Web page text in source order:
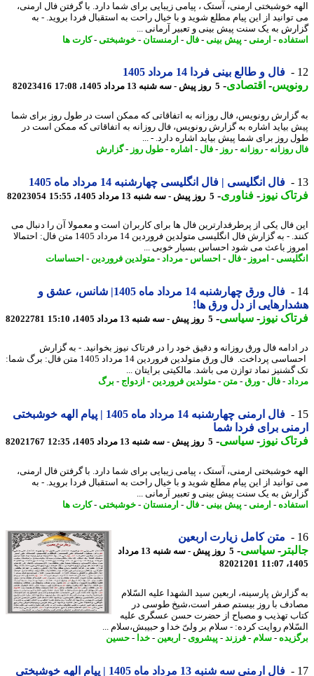
خوشبختی ارمنی، آستک ، پیامی زیبایی برای شما دارد. با گرفتن فال ارمنی،
از این پیام مطلع شوید و با خیال راحت به استقبال فردا بروید. - به
به یک سنت پیش بینی و تعبیر آرمانی ...
-ارمنی -پیش بینی -فال-ارمنستان-خوشبختی-کارت ها
فال و طالع بینی فردا 14 مرداد 1405
-اقتصادی-5 روز پیش - سه شنبه 13 مرداد 1405، 17:08 82023416
رونویس، فال روزانه به اتفاقاتی که ممکن است در طول روز برای شما
بیاید اشاره به گزارش رونویس، فال روزانه به اتفاقاتی که ممکن است در
روز برای شما پیش بیاید اشاره دارد. - ...
روزانه- روزانه- روز- فال-اشاره-طول روز - گزارش
فال انگلیسی | فال انگلیسی چهارشنبه 14 مرداد ماه 1405
نیوز-فناوری- 5 روز پیش - سه شنبه 13 مرداد 1405، 15:55 82023054
فال یکی از پرطرفدارترین فال ها برای کاربران است و معمولا آن را دنبال می
کنند. - به گزارش فال انگلیسی متولدین فروردین 14 مرداد 1405 متن فال: احتمالا
باعث می شود احساس بسیار خوبی ...
-امروز- فال-احساس-مرداد-متولدین فروردین -احساسات
فال ورق چهارشنبه 14 مرداد ماه 1405| شانس، عشق و
از دل ورق ها!
نیوز-سیاسی-5 روز پیش - سه شنبه 13 مرداد 1405، 15:10 82022781
فال ورق روزانه و دقیق خود را در فرتاک نیوز بخوانید. - به گزارش
احساسی پرداخت. فال ورق متولدین فروردین 14 مرداد 1405 متن فال: برگ شما:
نماد توازن می باشد. مالکیتی برایتان ...
-فال-ورق - متن -متولدین فروردین -ازدواج -برگ
فال ارمنی چهارشنبه 14 مرداد ماه 1405 | پیام الهه خوشبختی
برای فردا شما
نیوز-سیاسی-5 روز پیش - سه شنبه 13 مرداد 1405، 12:35 82021767
خوشبختی ارمنی، آستک ، پیامی زیبایی برای شما دارد. با گرفتن فال ارمنی،
از این پیام مطلع شوید و با خیال راحت به استقبال فردا بروید. - به
به یک سنت پیش بینی و تعبیر آرمانی ...
-ارمنی -پیش بینی -فال-ارمنستان-خوشبختی-کارت ها
متن کامل زیارت اربعین
-سیاسی-
5 روز پیش - سه شنبه 13 مرداد
82021201
پارسینه، اربعین سید الشهدا علیه السّلام
با روز بیستم صفر است،شیخ طوسی در
تهذیب و مصباح از حضرت‏ حسن عسگری علیه
روایت کرده: - سلام بر ولیّ خدا و حبیبش،سلام ...
-سلام-فرزند- پیشروی-اربعین -خدا-حسین
فال ارمنی سه شنبه 13 مرداد ماه 1405 | پیام الهه خوشبختی